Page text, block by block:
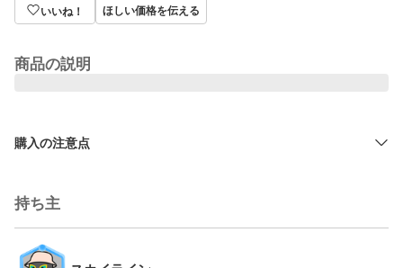
いいね！ ほしい価格を伝える
商品の説明
購入の注意点
持ち主